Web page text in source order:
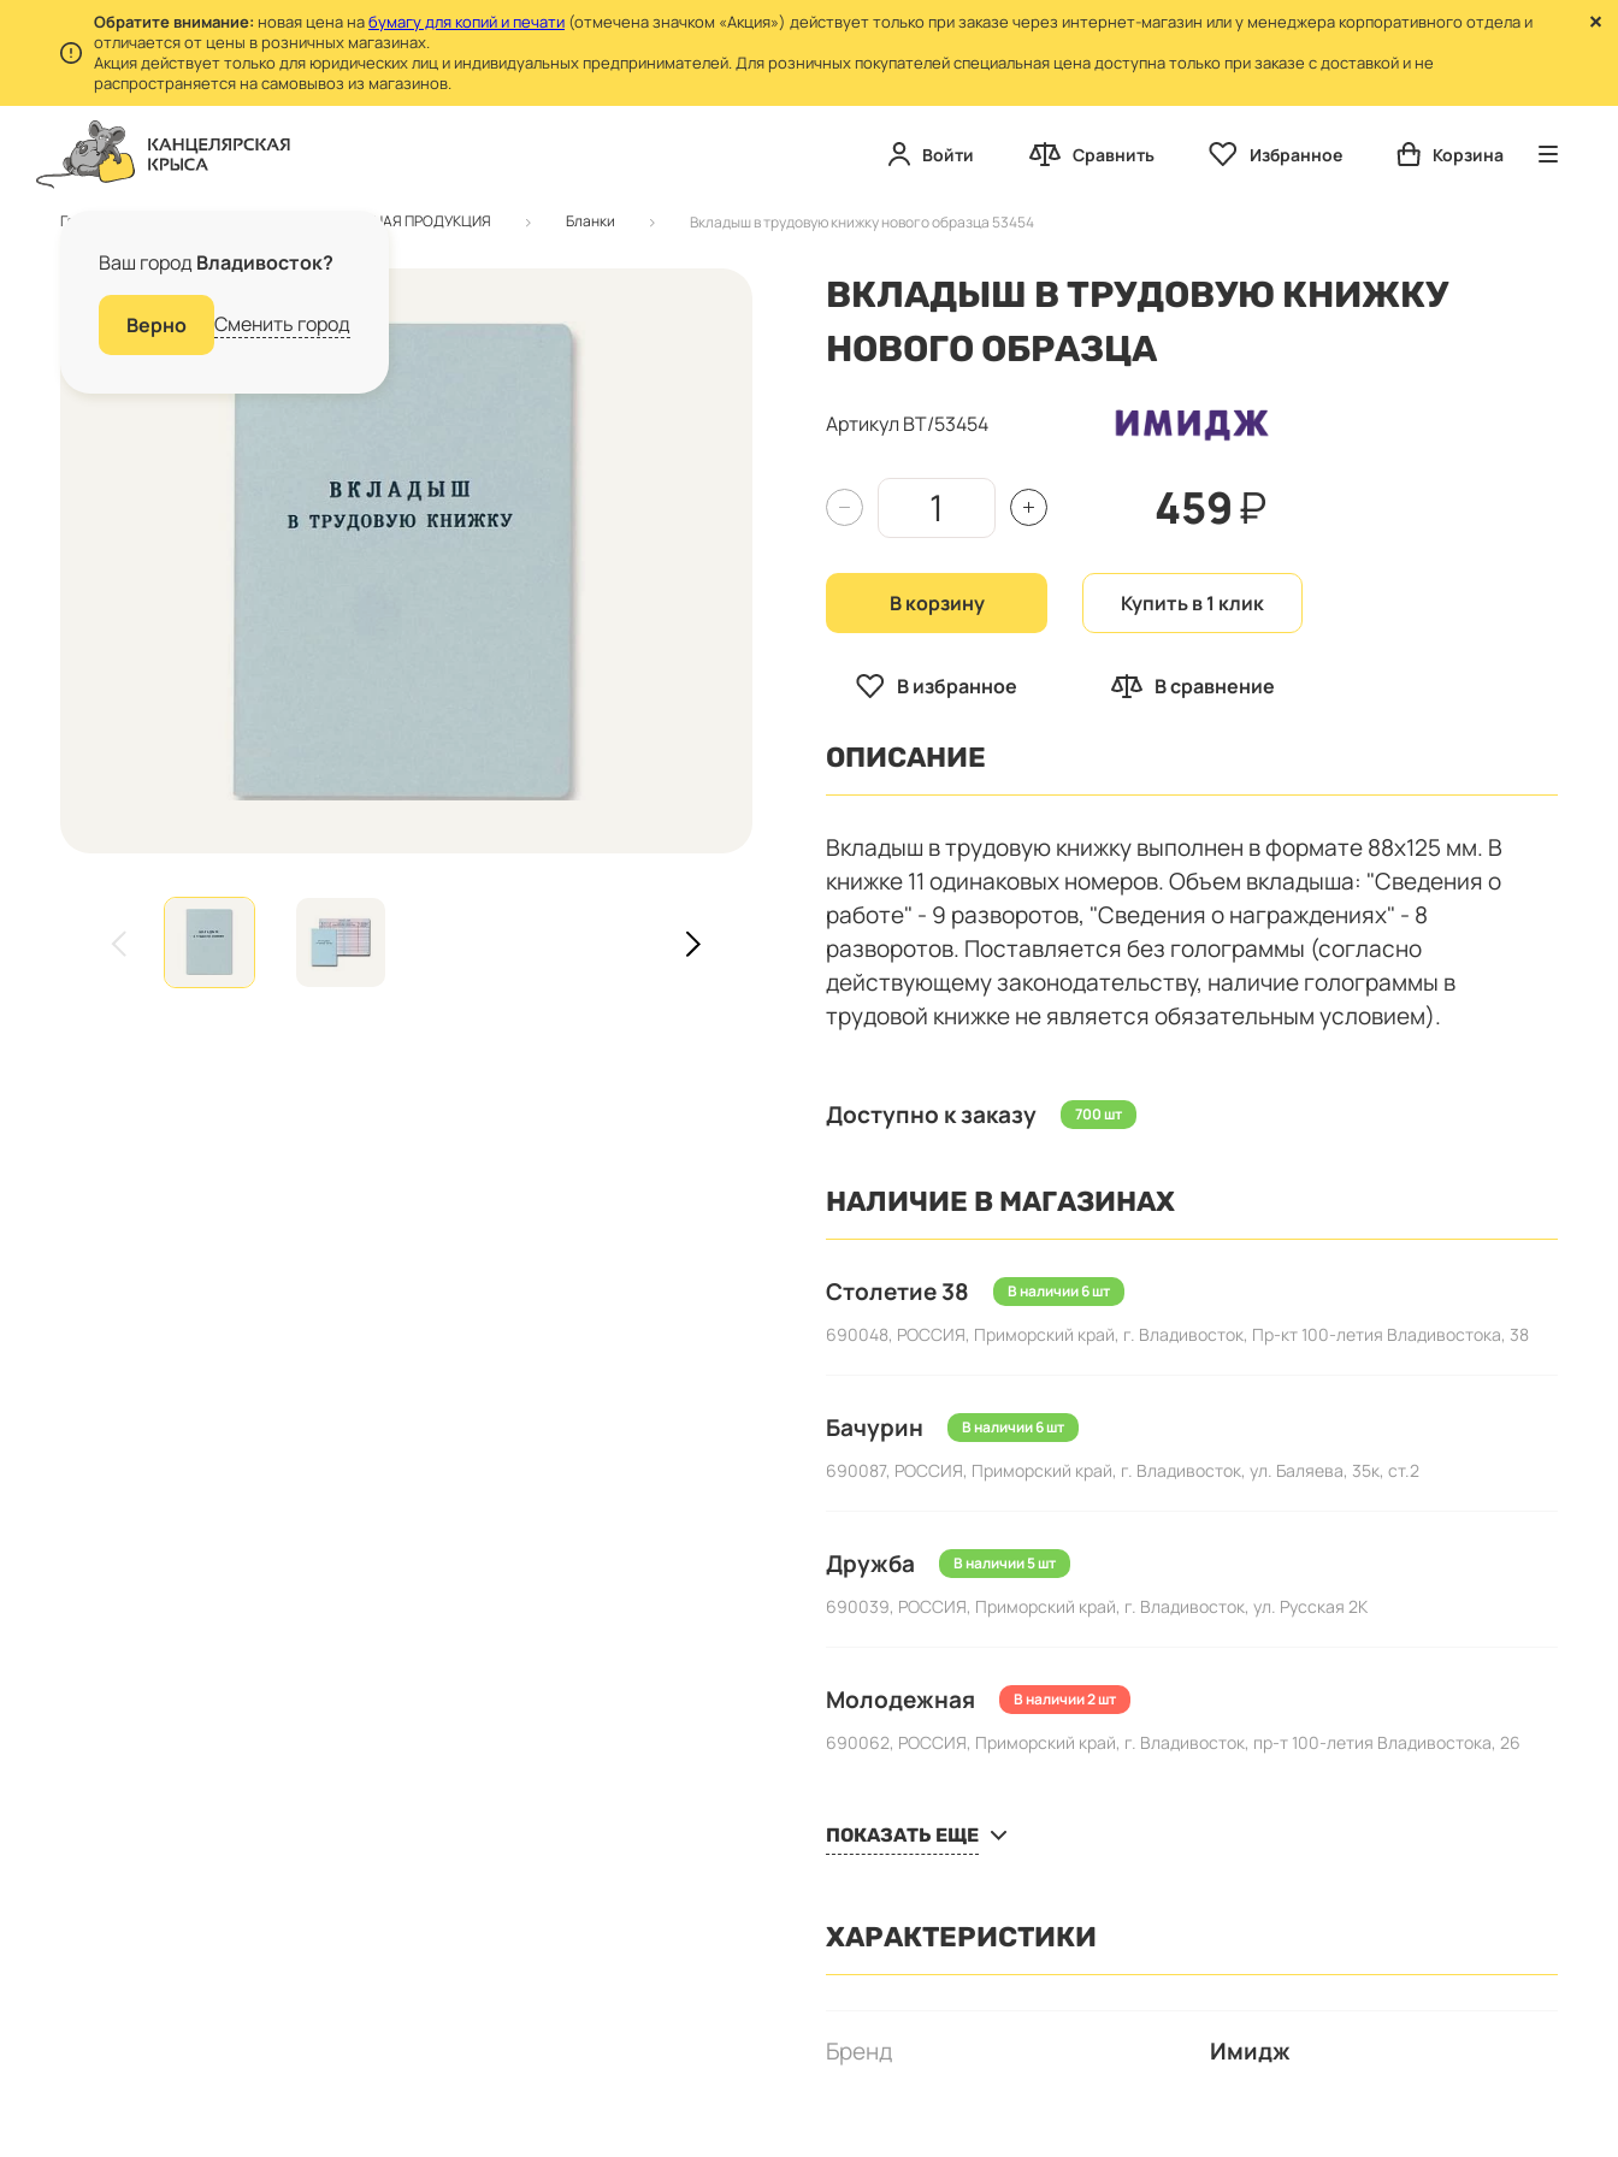
Обратите внимание: новая цена набумагу для копий и печати (отмечена значком «Акция») действует только при заказе через интернет-магазин или у менеджера корпоративного отдела и
отличается от цены в розничных магазинах.
Акция действует только для юридических лиц и индивидуальных предпринимателей. Для розничных покупателей специальная цена доступна только при заказе с доставкой и не
распространяется на самовывоз из магазинов.
Ваш город Владивосток?
Верно Сменить город
Войти Сравнить Избранное Корзина
Главная БУМАЖНАЯ ПРОДУКЦИЯ Бланки Вкладыш в трудовую книжку нового образца 53454
ВКЛАДЫШ В ТРУДОВУЮ КНИЖКУ
НОВОГО ОБРАЗЦА
Артикул ВТ/53454
459₽
В корзину Купить в 1 клик
В избранное В сравнение
ОПИСАНИЕ
Вкладыш в трудовую книжку выполнен в формате 88x125 мм. В
книжке 11 одинаковых номеров. Объем вкладыша: "Сведения о
работе" - 9 разворотов, "Сведения о награждениях" - 8
разворотов. Поставляется без голограммы (согласно
действующему законодательству, наличие голограммы в
трудовой книжке не является обязательным условием).
Доступно к заказу 700 шт
НАЛИЧИЕ В МАГАЗИНАХ
Столетие 38 В наличии 6 шт
690048, РОССИЯ, Приморский край, г. Владивосток, Пр-кт 100-летия Владивостока, 38
Бачурин В наличии 6 шт
690087, РОССИЯ, Приморский край, г. Владивосток, ул. Баляева, 35к, ст.2
Дружба В наличии 5 шт
690039, РОССИЯ, Приморский край, г. Владивосток, ул. Русская 2К
Молодежная В наличии 2 шт
690062, РОССИЯ, Приморский край, г. Владивосток, пр-т 100-летия Владивостока, 26
ПОКАЗАТЬ ЕЩЕ
ХАРАКТЕРИСТИКИ
Бренд Имидж